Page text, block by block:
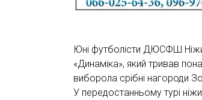
Юні футболісти ДЮСФШ
«Динаміка», який тривав
виборола срібні нагороди
У передостанньому турі